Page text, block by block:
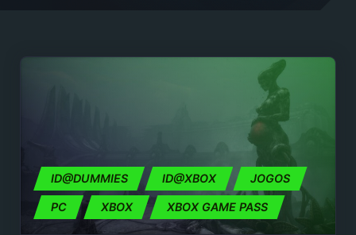
ID@DUMMIES ID@XBOX JOGOS
PC XBOX XBOX GAME PASS